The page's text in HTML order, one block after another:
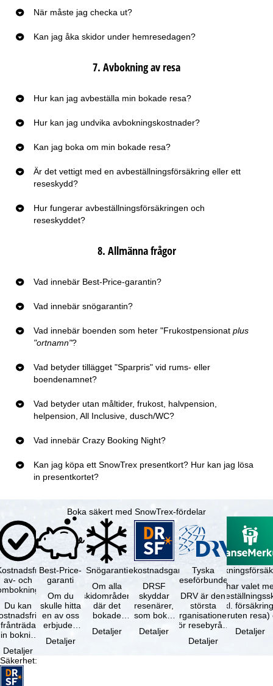
När måste jag checka ut?
Kan jag åka skidor under hemresedagen?
7. Avbokning av resa
Hur kan jag avbeställa min bokade resa?
Hur kan jag undvika avbokningskostnader?
Kan jag boka om min bokade resa?
Är det vettigt med en avbeställningsförsäkring eller ett
reseskydd?
Hur fungerar avbeställningsförsäkringen och
reseskyddet?
8. Allmänna frågor
Vad innebär Best-Price-garantin?
Vad innebär snögarantin?
Vad innebär boenden som heter "Frukostpensionat plus
"ortnamn"?
Vad betyder tillägget "Sparpris" vid rums- eller
boendenamnet?
Vad betyder utan måltider, frukost, halvpension,
helpension, All Inclusive, dusch/WC?
Vad innebär Crazy Booking Night?
Kan jag köpa ett SnowTrex presentkort? Hur kan jag lösa
in presentkortet?
Boka säkert med SnowTrex-fördelar
av- och
Du kan
frånträda
bokning
efter
…
Detaljer
Best-Price-
garanti
Om du
skulle hitta
en av oss
erbjuden
samma
Detaljer
Snögaranti
Om alla
skidområden
där det
bokade
gäller –
Detaljer
Resekostnadsgaranti
DRSF
skyddar
resenärer,
som bokat
paketresa
Detaljer
Tyska
reseförbundet
DRV är den
största
organisationen
för resebyråer
researrangörer
Detaljer
Du har valet
(inkl.
avbruten resa)
Detaljer
Säkerhet: